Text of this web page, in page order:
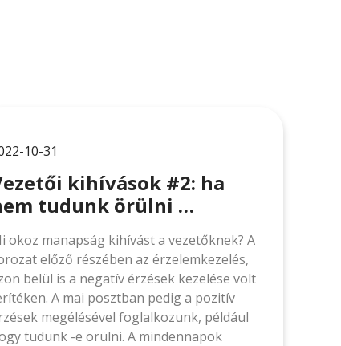
10-31
kihívások #2: ha
tudunk örülni …
okoz manapság kihívást a vezetőknek? A
előző részében az érzelemkezelés,
belül is a negatív érzések kezelése volt
A mai posztban pedig a pozitív
megélésével foglalkozunk, például
tudunk -e örülni. A mindennapok